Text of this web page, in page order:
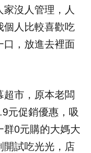
沒人管理，人
個人比較喜歡吃
口，放進去裡面
市，原本老闆
元促銷優惠，吸
群0元購的大媽大
開試吃光光，店